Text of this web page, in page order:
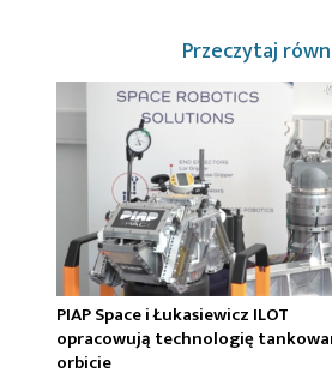
Przeczytaj
PIAP Space i Łukasiewicz ILOT
opracowują technologię
orbicie